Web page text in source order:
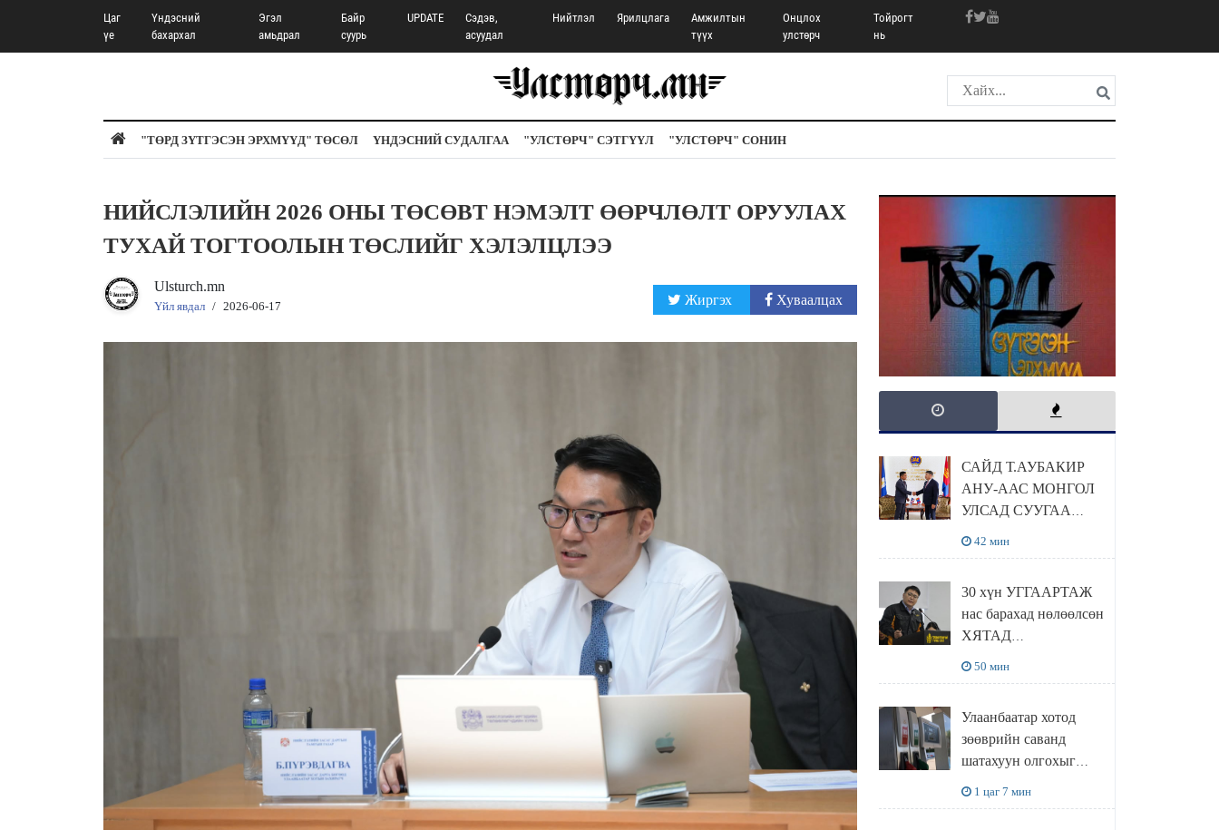
Цаг
үе
Үндэсний
бахархал
Эгэл
амьдрал
Байр
суурь
UPDATE
Сэдэв,
асуудал
Нийтлэл Ярилцлага
Амжилтын
түүх
Онцлох
улстөрч
Тойрогт
нь
"ТӨРД ЗҮТГЭСЭН ЭРХМҮҮД" ТӨСӨЛ ҮНДЭСНИЙ СУДАЛГАА "УЛСТӨРЧ" СЭТГҮҮЛ "УЛСТӨРЧ" СОНИН
НИЙСЛЭЛИЙН 2026 ОНЫ ТӨСӨВТ НЭМЭЛТ ӨӨРЧЛӨЛТ ОРУУЛАХ
ТУХАЙ ТОГТООЛЫН ТӨСЛИЙГ ХЭЛЭЛЦЛЭЭ
Ulsturch.mn
Үйл явдал / 2026-06-17 Жиргэх Хуваалцах
САЙД Т.АУБАКИР
АНУ-ААС МОНГОЛ
УЛСАД СУУГАА
ХҮЛЭЭН АВЧ
УУЛЗЛАА
42 мин
30 хүн УГГААРТАЖ
нас барахад нөлөөлсөн
ХЯТАД
худалдаж авахаар
болжээ
50 мин
Улаанбаатар хотод
зөөврийн саванд
шатахуун олгохыг
1 цаг 7 мин